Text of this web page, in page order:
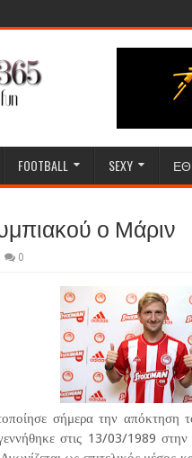
FOOTBALL SEXY
ο Μάριν
0
σήμερα την απόκτηση
στις 13/03/1989